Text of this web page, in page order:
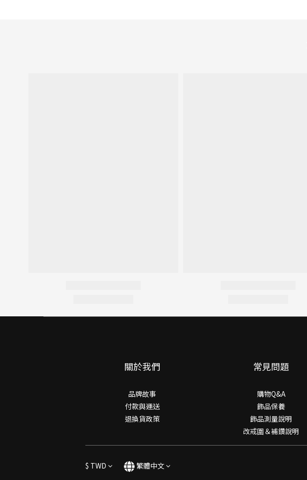
關於我們
品牌故事
付款與運送
退換貨政策
常見問題
購物Q&A
飾品保養
飾品測量說明
改戒圍＆補鑽說明
$ TWD 繁體中文